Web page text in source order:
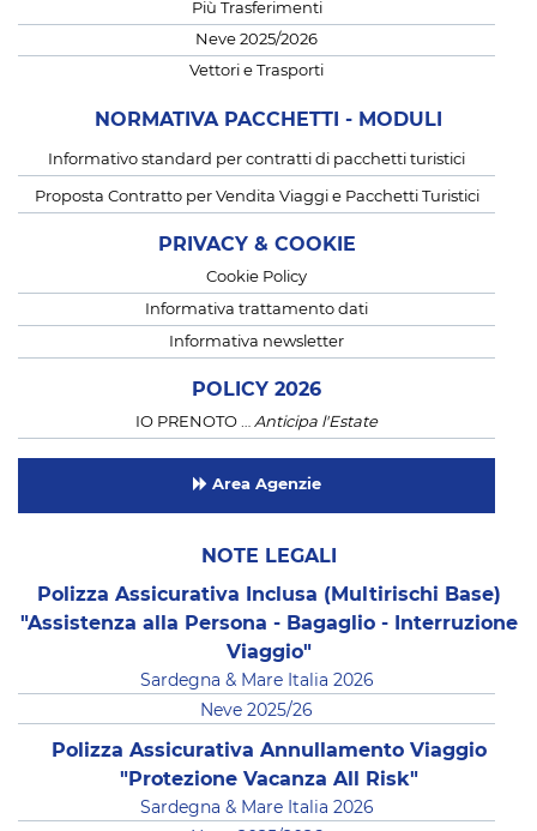
Più Trasferimenti
Neve 2025/2026
Vettori e Trasporti
NORMATIVA PACCHETTI - MODULI
Informativo standard per contratti di pacchetti turistici
Proposta Contratto per Vendita Viaggi e Pacchetti Turistici
PRIVACY & COOKIE
Cookie Policy
Informativa trattamento dati
Informativa newsletter
POLICY 2026
IO PRENOTO … Anticipa l'Estate
Area Agenzie
NOTE LEGALI
Polizza Assicurativa Inclusa (Multirischi Base)
"Assistenza alla Persona - Bagaglio - Interruzione
Viaggio"
Sardegna & Mare Italia 2026
Neve 2025/26
Polizza Assicurativa Annullamento Viaggio
"Protezione Vacanza All Risk"
Sardegna & Mare Italia 2026